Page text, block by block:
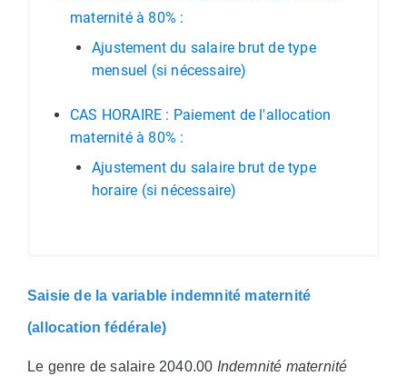
maternité à 80% :
Ajustement du salaire brut de type
mensuel (si nécessaire)
CAS HORAIRE : Paiement de l'allocation
maternité à 80% :
Ajustement du salaire brut de type
horaire (si nécessaire)
Saisie de la variable indemnité maternité
(allocation fédérale)
Le genre de salaire 2040.00 Indemnité maternité